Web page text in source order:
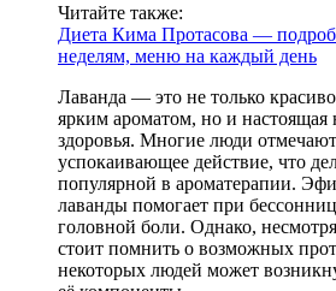
Читайте также:
Диета Кима Протасова —
неделям, меню на каждый день
Лаванда — это не только
ярким ароматом, но и настоящая
здоровья. Многие люди
успокаивающее действие, что
популярной в ароматерапии.
лаванды помогает при
головной боли. Однако,
стоит помнить о возможных
некоторых людей может